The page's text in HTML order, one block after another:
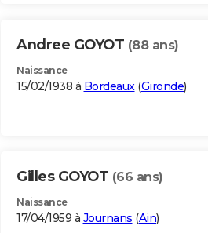
Andree GOYOT (88 ans)
Naissance
15/02/1938 à Bordeaux(Gironde)
Gilles GOYOT (66 ans)
Naissance
17/04/1959 à Journans (Ain)